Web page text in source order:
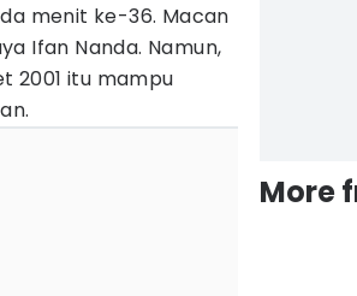
menit ke-36. Macan
Ifan Nanda. Namun,
2001 itu mampu
More